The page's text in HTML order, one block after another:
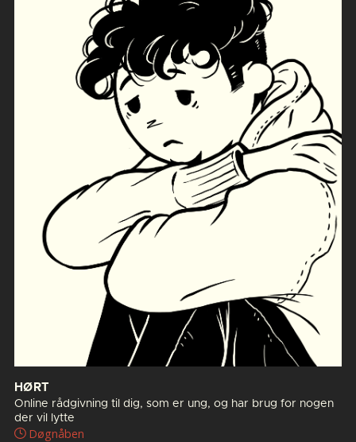
HØRT
Online rådgivning til dig, som er ung, og har brug for nogen
der vil lytte
Døgnåben